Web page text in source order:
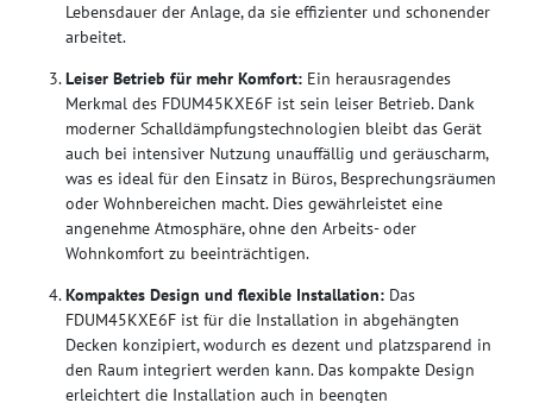
Lebensdauer der Anlage, da sie effizienter und schonender
arbeitet.
Leiser Betrieb für mehr Komfort: Ein herausragendes
Merkmal des FDUM45KXE6F ist sein leiser Betrieb. Dank
moderner Schalldämpfungstechnologien bleibt das Gerät
auch bei intensiver Nutzung unauffällig und geräuscharm,
was es ideal für den Einsatz in Büros, Besprechungsräumen
oder Wohnbereichen macht. Dies gewährleistet eine
angenehme Atmosphäre, ohne den Arbeits- oder
Wohnkomfort zu beeinträchtigen.
Kompaktes Design und flexible Installation: Das
FDUM45KXE6F ist für die Installation in abgehängten
Decken konzipiert, wodurch es dezent und platzsparend in
den Raum integriert werden kann. Das kompakte Design
erleichtert die Installation auch in beengten